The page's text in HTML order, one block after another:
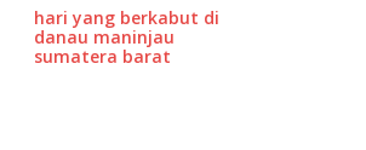
hari yang berkabut di
danau maninjau
sumatera barat